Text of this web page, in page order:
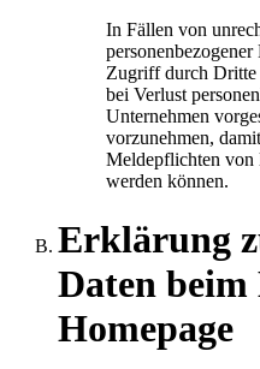
In Fällen von
Zugriff durch Dritte
bei Verlust
Unternehmen
vorzunehmen,
Meldepflichten von
werden können.
Erklärung
Daten beim
Homepage